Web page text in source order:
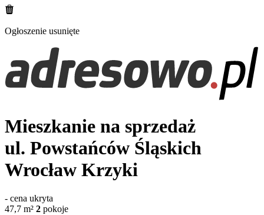
Ogłoszenie usunięte
Mieszkanie na sprzedaż
ul. Powstańców Śląskich
Wrocław Krzyki
- cena ukryta
47,7 m² 2 pokoje